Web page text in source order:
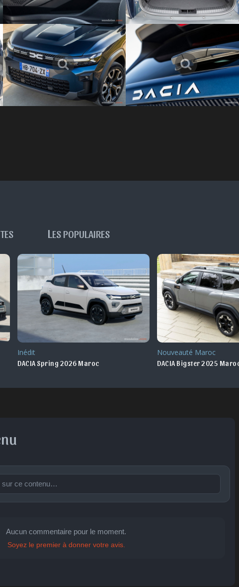
L ES POPULAIRES
Nouveauté Maroc
DACIA Bigster 2025 Maroc
Nouveauté Maroc
DACIA Spring 2023 Maroc
😄
Réjoui
🙂
Content
😐
Indiffére
nt
😮
Surpris
Publier
Aucun commentaire pour le moment.
Soyez le premier à donner votre avis.